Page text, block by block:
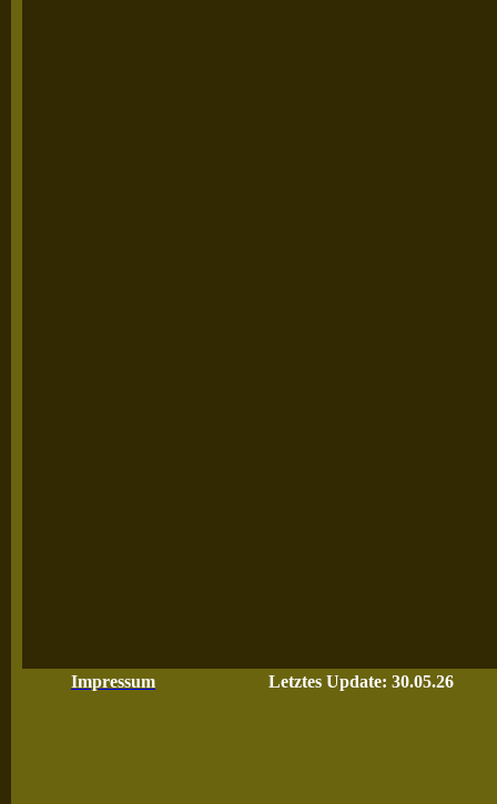
Impressum Letztes Update: 30.05.26